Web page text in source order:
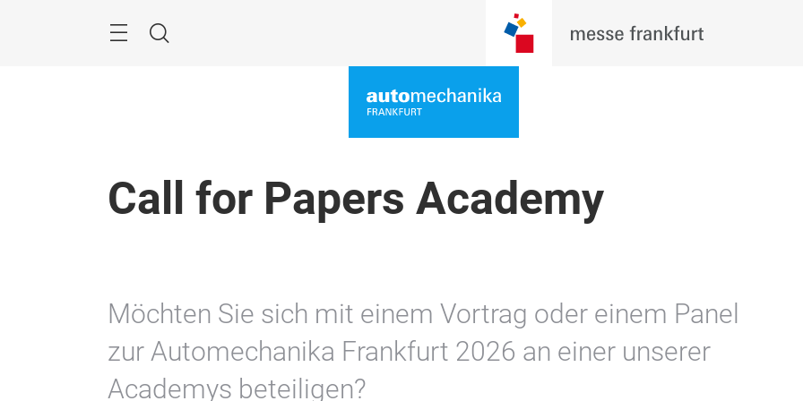
Suche
Call for Papers Academy
Möchten Sie sich mit einem Vortrag oder einem Panel
zur Automechanika Frankfurt 2026 an einer unserer
Academys beteiligen?